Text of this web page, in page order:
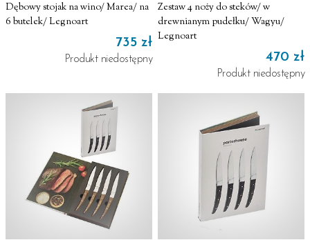
Dębowy stojak na wino/ Marea/ na
6 butelek/ Legnoart
735 zł
Produkt niedostępny
Zestaw 4 noży do steków/ w
drewnianym pudełku/ Wagyu/
Legnoart
470 zł
Produkt niedostępny